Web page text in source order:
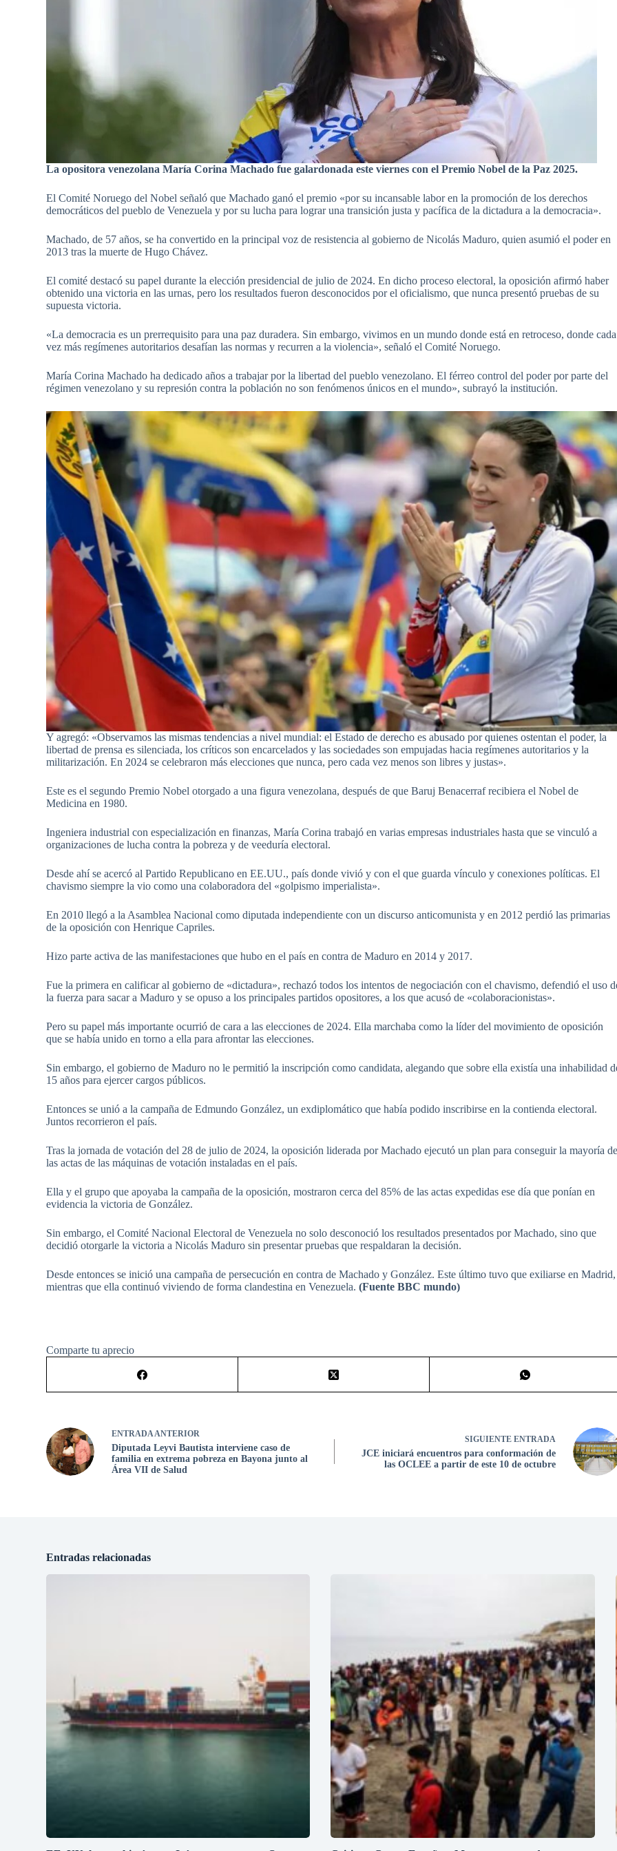
La opositora venezolana María Corina Machado fue galardonada este viernes con el Premio Nobel de la Paz 2025.
El Comité Noruego del Nobel señaló que Machado ganó el premio «por su incansable labor en la promoción de los derechos
democráticos del pueblo de Venezuela y por su lucha para lograr una transición justa y pacífica de la dictadura a la democracia».
Machado, de 57 años, se ha convertido en la principal voz de resistencia al gobierno de Nicolás Maduro, quien asumió el poder en
2013 tras la muerte de Hugo Chávez.
El comité destacó su papel durante la elección presidencial de julio de 2024. En dicho proceso electoral, la oposición afirmó haber
obtenido una victoria en las urnas, pero los resultados fueron desconocidos por el oficialismo, que nunca presentó pruebas de su
supuesta victoria.
«La democracia es un prerrequisito para una paz duradera. Sin embargo, vivimos en un mundo donde está en retroceso, donde cada
vez más regímenes autoritarios desafían las normas y recurren a la violencia», señaló el Comité Noruego.
María Corina Machado ha dedicado años a trabajar por la libertad del pueblo venezolano. El férreo control del poder por parte del
régimen venezolano y su represión contra la población no son fenómenos únicos en el mundo», subrayó la institución.
Y agregó: «Observamos las mismas tendencias a nivel mundial: el Estado de derecho es abusado por quienes ostentan el poder, la
libertad de prensa es silenciada, los críticos son encarcelados y las sociedades son empujadas hacia regímenes autoritarios y la
militarización. En 2024 se celebraron más elecciones que nunca, pero cada vez menos son libres y justas».
Este es el segundo Premio Nobel otorgado a una figura venezolana, después de que Baruj Benacerraf recibiera el Nobel de
Medicina en 1980.
Ingeniera industrial con especialización en finanzas, María Corina trabajó en varias empresas industriales hasta que se vinculó a
organizaciones de lucha contra la pobreza y de veeduría electoral.
Desde ahí se acercó al Partido Republicano en EE.UU., país donde vivió y con el que guarda vínculo y conexiones políticas. El
chavismo siempre la vio como una colaboradora del «golpismo imperialista».
En 2010 llegó a la Asamblea Nacional como diputada independiente con un discurso anticomunista y en 2012 perdió las primarias
de la oposición con Henrique Capriles.
Hizo parte activa de las manifestaciones que hubo en el país en contra de Maduro en 2014 y 2017.
Fue la primera en calificar al gobierno de «dictadura», rechazó todos los intentos de negociación con el chavismo, defendió el uso
la fuerza para sacar a Maduro y se opuso a los principales partidos opositores, a los que acusó de «colaboracionistas».
Pero su papel más importante ocurrió de cara a las elecciones de 2024. Ella marchaba como la líder del movimiento de oposición
que se había unido en torno a ella para afrontar las elecciones.
Sin embargo, el gobierno de Maduro no le permitió la inscripción como candidata, alegando que sobre ella existía una inhabilidad
15 años para ejercer cargos públicos.
Entonces se unió a la campaña de Edmundo González, un exdiplomático que había podido inscribirse en la contienda electoral.
Juntos recorrieron el país.
Tras la jornada de votación del 28 de julio de 2024, la oposición liderada por Machado ejecutó un plan para conseguir la mayoría de
las actas de las máquinas de votación instaladas en el país.
Ella y el grupo que apoyaba la campaña de la oposición, mostraron cerca del 85% de las actas expedidas ese día que ponían en
evidencia la victoria de González.
Sin embargo, el Comité Nacional Electoral de Venezuela no solo desconoció los resultados presentados por Machado, sino que
decidió otorgarle la victoria a Nicolás Maduro sin presentar pruebas que respaldaran la decisión.
Desde entonces se inició una campaña de persecución en contra de Machado y González. Este último tuvo que exiliarse en Madrid,
mientras que ella continuó viviendo de forma clandestina en Venezuela. (Fuente BBC mundo)
Comparte tu aprecio
ENTRADAANTERIOR
Diputada Leyvi Bautista interviene caso de
familia en extrema pobreza en Bayona junto al
Área VII de Salud
SIGUIENTE ENTRADA
JCE iniciará encuentros para conformación de
las OCLEE a partir de este 10 de octubre
Entradas relacionadas